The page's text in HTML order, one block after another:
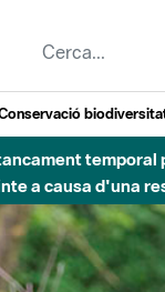
a causa d'una